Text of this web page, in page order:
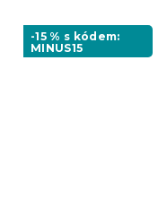
-15 % s kódem:
MINUS15